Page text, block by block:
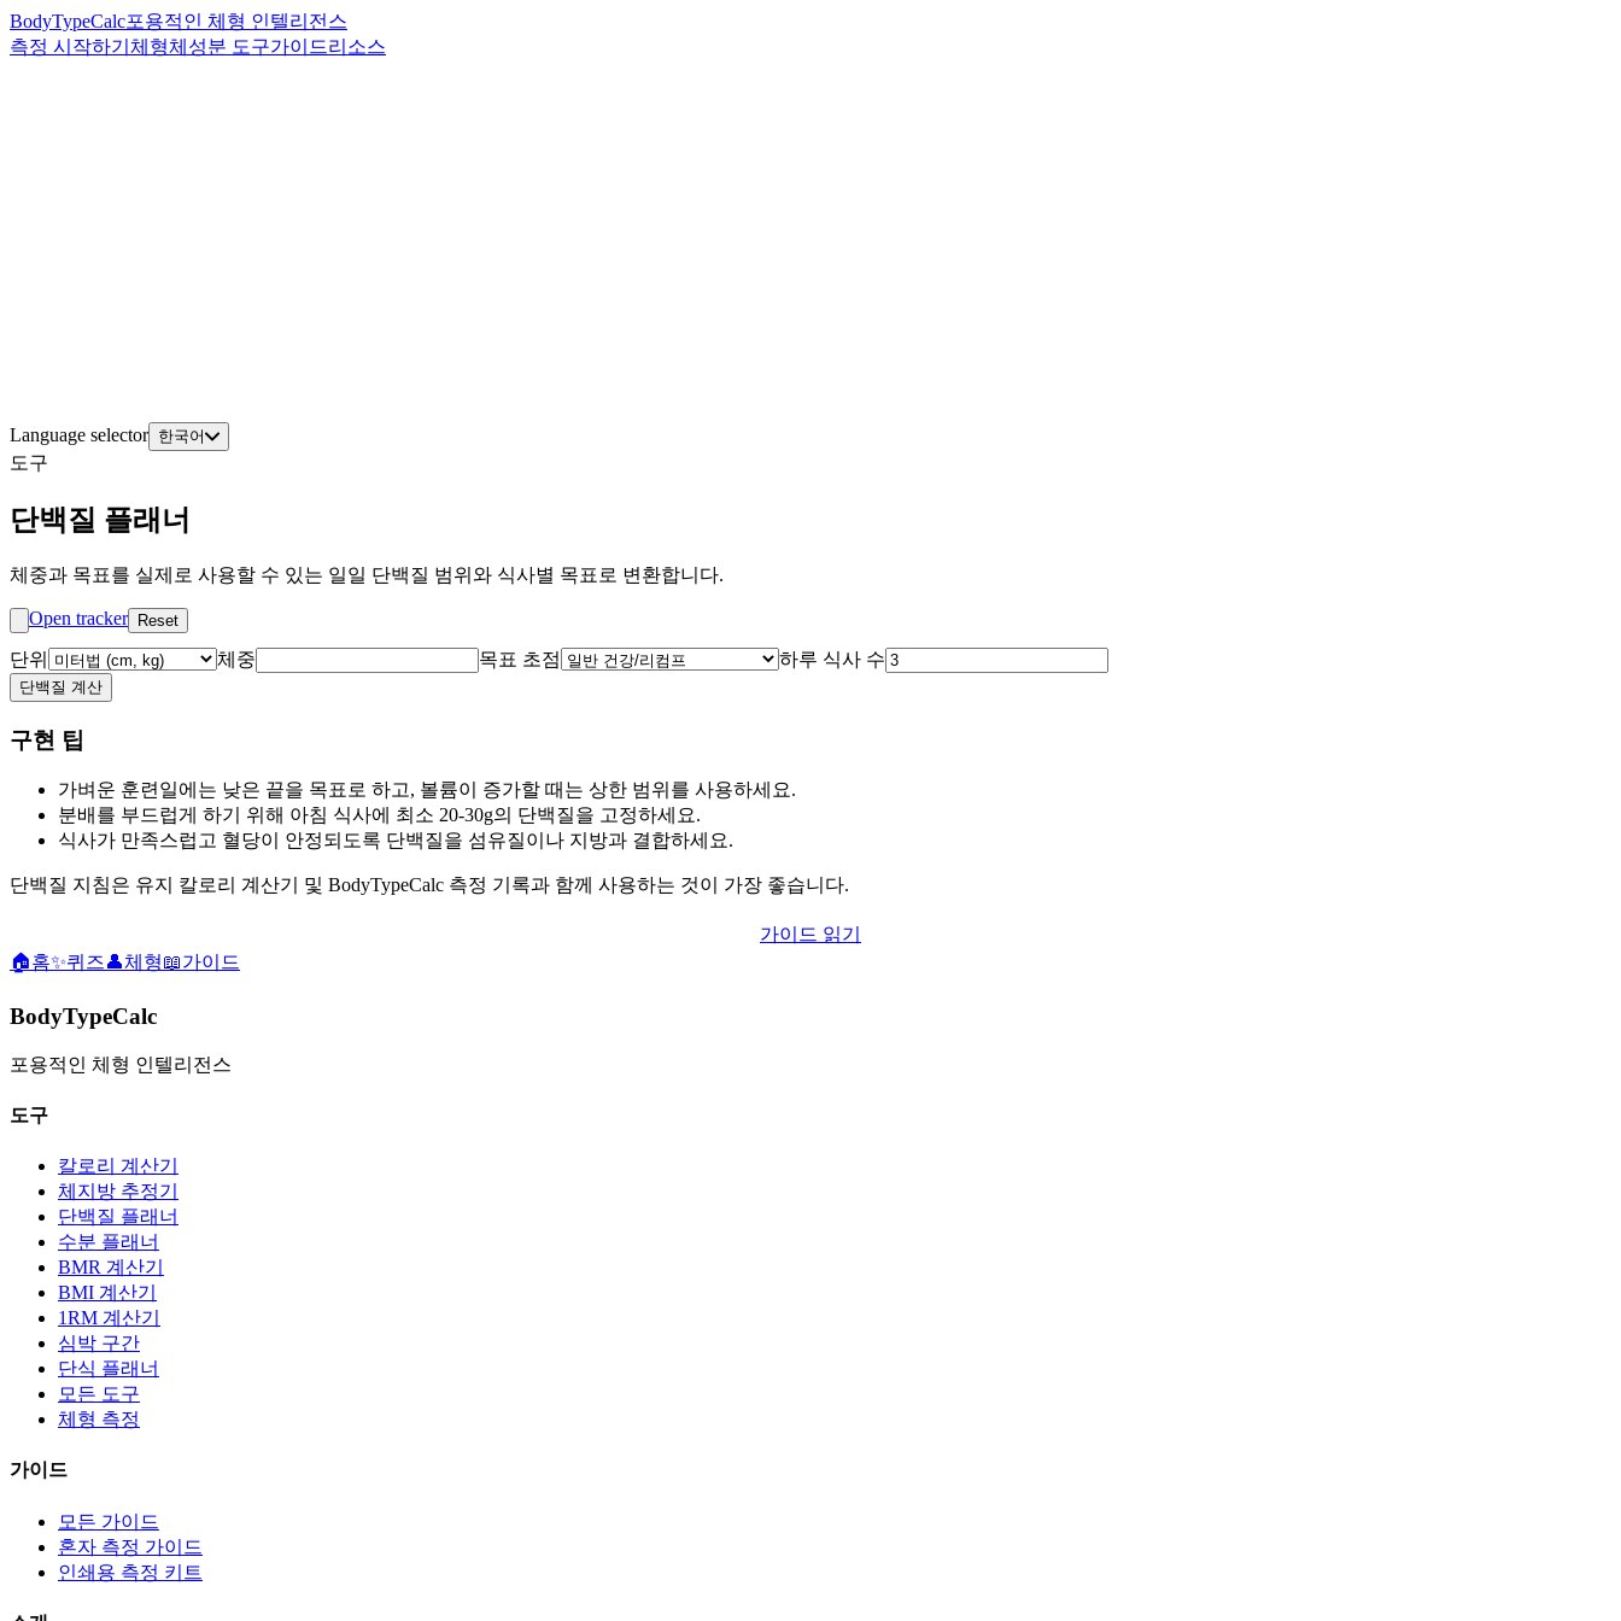
BodyTypeCalc포용적인 체형 인텔리전스
측정 시작하기 체형체성분 도구가이드리소스
Language selector 한국어
도구
단백질 플래너
체중과 목표를 실제로 사용할 수 있는 일일 단백질 범위와 식사별 목표로 변환합니다.
Open tracker Reset
단위 체중 목표 초점 하루 식사 수
단백질 계산
구현 팁
가벼운 훈련일에는 낮은 끝을 목표로 하고, 볼륨이 증가할 때는 상한 범위를 사용하세요.
분배를 부드럽게 하기 위해 아침 식사에 최소 20-30g의 단백질을 고정하세요.
식사가 만족스럽고 혈당이 안정되도록 단백질을 섬유질이나 지방과 결합하세요.
단백질 지침은 유지 칼로리 계산기 및 BodyTypeCalc 측정 기록과 함께 사용하는 것이 가장 좋습니다.
가이드 읽기
🏠홈✨퀴즈👤체형📖가이드
BodyTypeCalc
포용적인 체형 인텔리전스
도구
칼로리 계산기
체지방 추정기
단백질 플래너
수분 플래너
BMR 계산기
BMI 계산기
1RM 계산기
심박 구간
단식 플래너
모든 도구
체형 측정
가이드
모든 가이드
혼자 측정 가이드
인쇄용 측정 키트